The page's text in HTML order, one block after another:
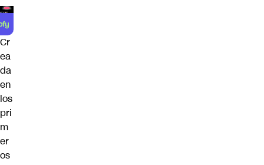
Cr
ea
da
en
los
pri
m
er
os